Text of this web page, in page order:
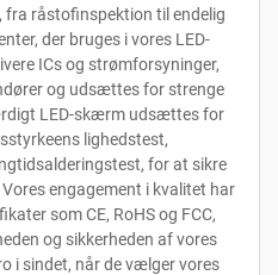
råstofinspektion til endelig
der bruges i vores LED-
ICs og strømforsyninger,
og udsættes for strenge
LED-skærm udsættes for
lighedstest,
for at sikre
engagement i kvalitet har
som CE, RoHS og FCC,
og sikkerheden af vores
i sindet, når de vælger vores